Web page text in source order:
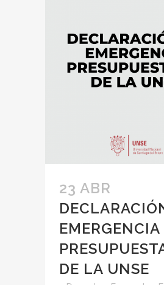
23 ABR
EMERGENCIA
DE LA UNSE